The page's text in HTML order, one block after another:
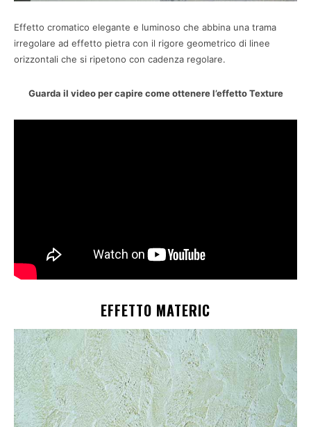
Effetto cromatico elegante e luminoso che abbina una trama
irregolare ad effetto pietra con il rigore geometrico di linee
orizzontali che si ripetono con cadenza regolare.
Guarda il video per capire come ottenere l’effetto Texture
EFFETTO MATERIC